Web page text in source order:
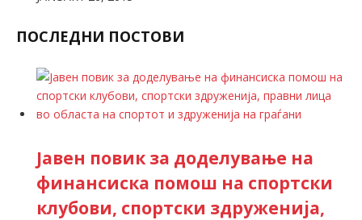
ПОСЛЕДНИ ПОСТОВИ
Јавен повик за доделување на
финансиска помош на спортски
клубови, спортски здруженија,